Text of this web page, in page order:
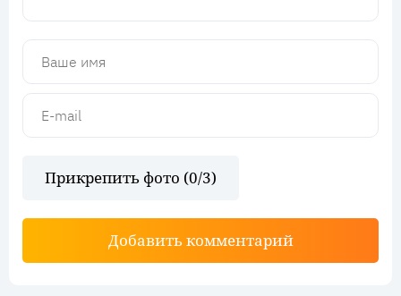
Прикрепить фото (0/3)
Добавить комментарий